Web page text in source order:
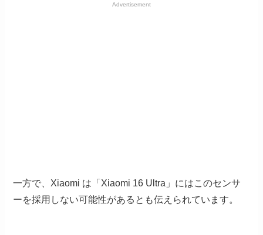
Advertisement
一方で、Xiaomi は「Xiaomi 16 Ultra」にはこのセンサ
ーを採用しない可能性があるとも伝えられています。